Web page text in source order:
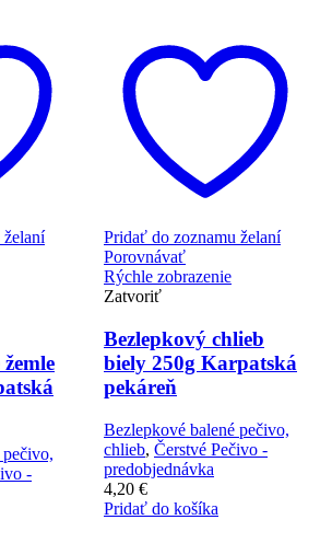
-
Pridať do zoznamu želaní
Porovnávať
Rýchle zobrazenie
Zatvoriť
Bezlepkový chlieb
biely 250g Karpatská
pekáreň
Bezlepkové balené pečivo,
chlieb, Čerstvé Pečivo -
predobjednávka
4,20 €
Pridať do košíka